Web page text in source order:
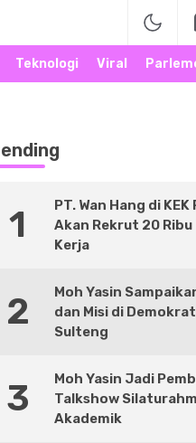
Teknologi Viral
1
PT. Wan Hang di KEK
Akan Rekrut 20 Ribu
Kerja
2
Moh Yasin
dan Misi di Demokrat
Sulteng
3
Moh Yasin Jadi
Talkshow
Akademik